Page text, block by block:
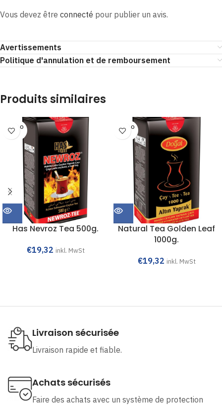
Vous devez être connecté pour publier un avis.
Avertissements
Politique d'annulation et de remboursement
Produits similaires
SOLD O
UT
Has Nevroz Tea 500g.
€19,32 inkl. MwSt
SOLD O
UT
Natural Tea Golden Leaf
1000g.
€19,32 inkl. MwSt
Livraison sécurisée
Livraison rapide et fiable.
Achats sécurisés
Faire des achats avec un système de protection